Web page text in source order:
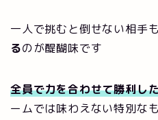
一人で挑むと倒せない相手
るのが醍醐味です
全員で力を合わせて勝利し
ームでは味わえない特別な